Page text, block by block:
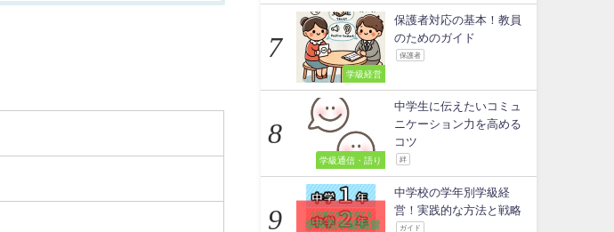
学級経営
保護者対応の基本！教員
のためのガイド
保護者
学級通信・語り
中学生に伝えたいコミュ
ニケーション力を高める
コツ
絆
中学校の学年別学級経
営！実践的な方法と戦略
ガイド